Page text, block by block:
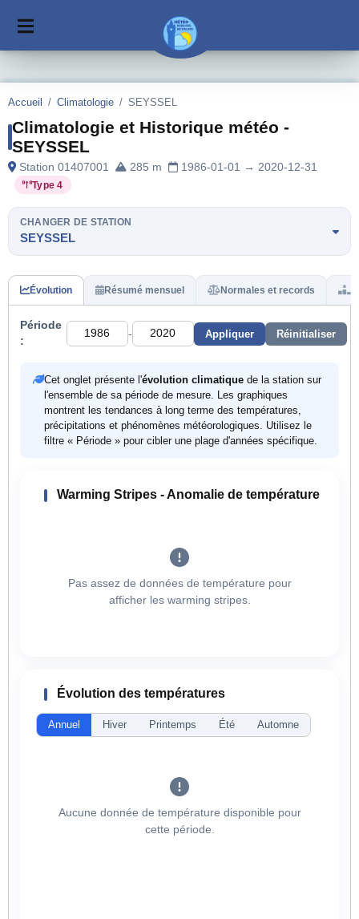
Accueil / Climatologie / SEYSSEL
Climatologie et Historique météo -
SEYSSEL
Station 01407001 285 m 1986-01-01 → 2020-12-31
Type 4
CHANGER DE STATION
SEYSSEL
Évolution Résumé mensuel Normales et records
Période
:
- Appliquer Réinitialiser
Cet onglet présente l'évolution climatique de la station sur
l'ensemble de sa période de mesure. Les graphiques
montrent les tendances à long terme des températures,
précipitations et phénomènes météorologiques. Utilisez le
filtre « Période » pour cibler une plage d'années spécifique.
Warming Stripes - Anomalie de température
Pas assez de données de température pour
afficher les warming stripes.
Évolution des températures
Annuel Hiver Printemps Été Automne
Aucune donnée de température disponible pour
cette période.